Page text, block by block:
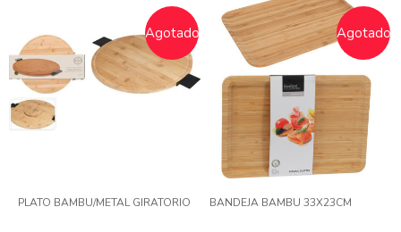
Agotado
PLATO BAMBU/METAL GIRATORIO
Agotado
BANDEJA BAMBU 33X23CM